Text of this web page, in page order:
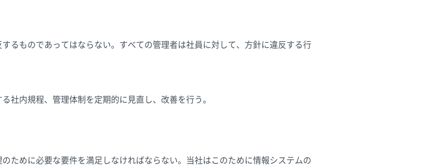
るものであってはならない。すべての管理者は社員に対して、方針に違反する行
社内規程、管理体制を定期的に見直し、改善を行う。
ために必要な要件を満足しなければならない。当社はこのために情報システムの